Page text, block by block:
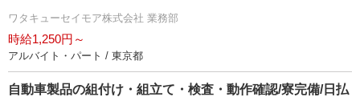
ワタキューセイモア株式会社 業務部
時給1,250円～
アルバイト・パート / 東京都
自動車製品の組付け・組立て・検査・動作確認/寮完備/日払